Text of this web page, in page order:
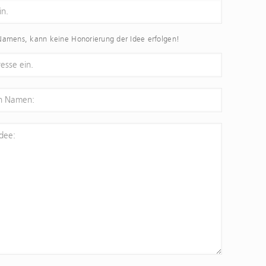
kann keine Honorierung der Idee erfolgen!